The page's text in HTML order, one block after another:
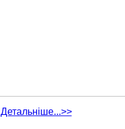
Детальніше...>>